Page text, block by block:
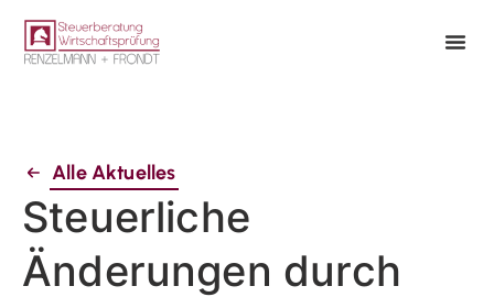
Alle Aktuelles
Steuerliche
Änderungen durch